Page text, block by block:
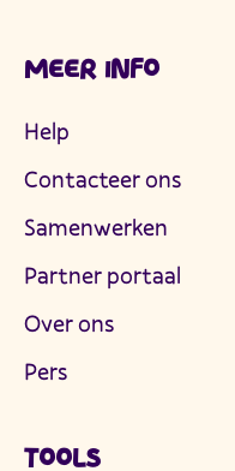
MEER INFO
Help
Contacteer ons
Samenwerken
Partner portaal
Over ons
Pers
TOOLS